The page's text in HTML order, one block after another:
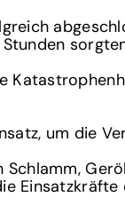
um die
Einsatzkräfte